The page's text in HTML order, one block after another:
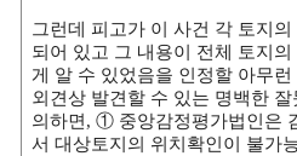
그런데 피고가 이 사건 각 토지
되어 있고 그 내용이 전체 토지
게 알 수 있었음을 인정할 아무
외견상 발견할 수 있는 명백한
의하면, ① 중앙감정평가법인은
서 대상토지의 위치확인이 불가